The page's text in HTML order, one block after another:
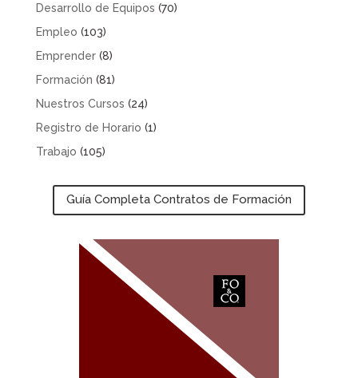
Desarrollo de Equipos (70)
Empleo (103)
Emprender(8)
Formación (81)
Nuestros Cursos (24)
Registro de Horario (1)
Trabajo (105)
Guía Completa Contratos de Formación